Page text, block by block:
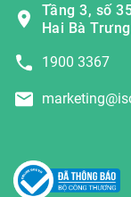
Tầng 3, số
Hai Bà
1900 3367